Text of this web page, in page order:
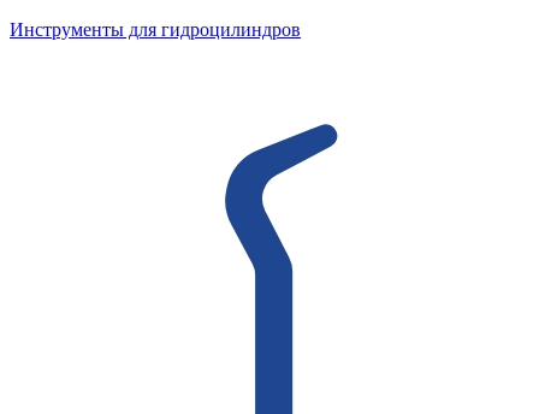
Инструменты для гидроцилиндров